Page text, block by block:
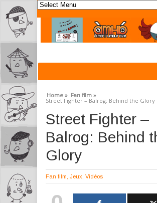
Home » Fan film »
Street Fighter – Balrog: Behind the Glory
Street Fighter –
Balrog: Behind
Glory
Fan film Jeux Vidéos